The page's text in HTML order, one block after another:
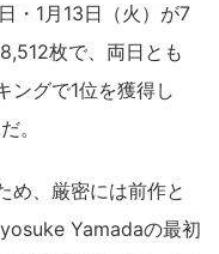
・1月13日（火）が7
枚で、両日とも
ングで1位を獲得し
。
め、厳密には前作と
Yamadaの最初